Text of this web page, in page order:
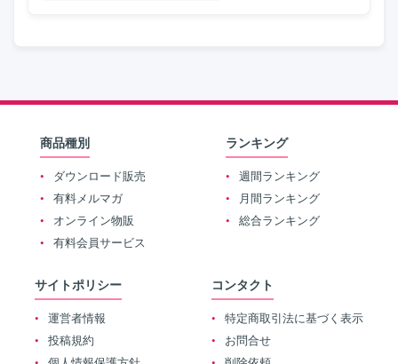
商品種別
ダウンロード販売
有料メルマガ
オンライン物販
有料会員サービス
ランキング
週間ランキング
月間ランキング
総合ランキング
サイトポリシー
運営者情報
投稿規約
コンタクト
特定商取引法に基づく表示
お問合せ